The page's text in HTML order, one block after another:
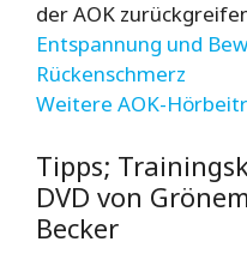
der AOK
Entspannung und
Rückenschmerz
Weitere AOK-
Tipps;
DVD von
Becker